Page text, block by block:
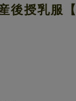
後授乳服